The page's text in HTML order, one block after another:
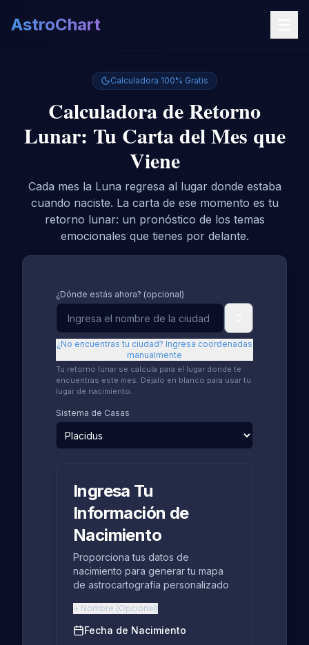
AstroChart
Calculadora 100% Gratis
Calculadora de Retorno
Lunar: Tu Carta del Mes que
Viene
Cada mes la Luna regresa al lugar donde estaba
cuando naciste. La carta de ese momento es tu
retorno lunar: un pronóstico de los temas
emocionales que tienes por delante.
¿Dónde estás ahora? (opcional)
¿No encuentras tu ciudad? Ingresa coordenadas
manualmente
Tu retorno lunar se calcula para el lugar donde te
encuentras este mes. Déjalo en blanco para usar tu
lugar de nacimiento.
Sistema de Casas
Ingresa Tu
Información de
Nacimiento
Proporciona tus datos de
nacimiento para generar tu mapa
de astrocartografía personalizado
+ Nombre (Opcional)
Fecha de Nacimiento